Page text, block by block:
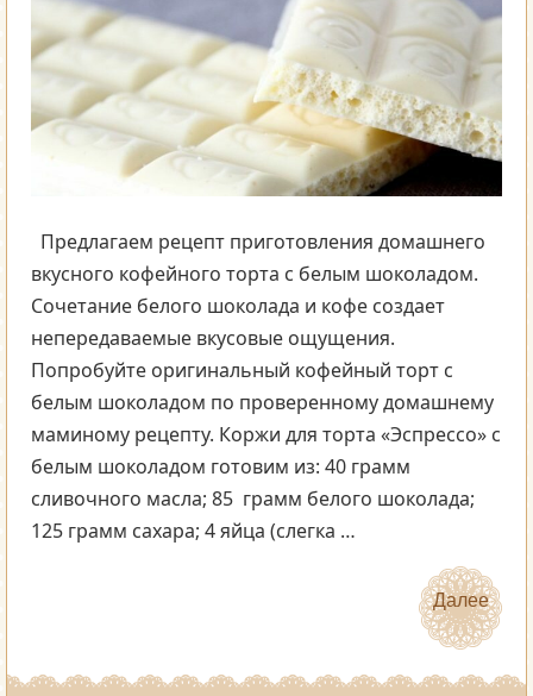
Предлагаем рецепт приготовления домашнего
вкусного кофейного торта с белым шоколадом.
Сочетание белого шоколада и кофе создает
непередаваемые вкусовые ощущения.
Попробуйте оригинальный кофейный торт с
белым шоколадом по проверенному домашнему
маминому рецепту. Коржи для торта «Эспрессо» с
белым шоколадом готовим из: 40 грамм
сливочного масла; 85 грамм белого шоколада;
125 грамм сахара; 4 яйца (слегка …
Далее
Далее